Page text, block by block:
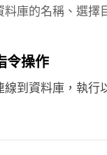
料庫的名稱、選擇
令操作
到資料庫，執行